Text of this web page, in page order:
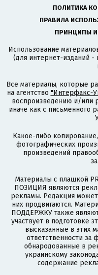
ПОЛИТИКА
ПРАВИЛА
ПРИНЦИПЫ И
Использование
(для интернет-изданий -
Все материалы, которые
на агентство "Интерфакс-
воспроизведению и/или
иначе как с письменного
Какое-либо
фотографических
произведений
Материалы с плашкой
ПОЗИЦИЯ являются
рекламы. Редакция
них продвигаются.
ПОДДЕРЖКУ также
участвует в подготовке
высказанные в этих
ответственности за
обнародованные в
украинскому
содержание